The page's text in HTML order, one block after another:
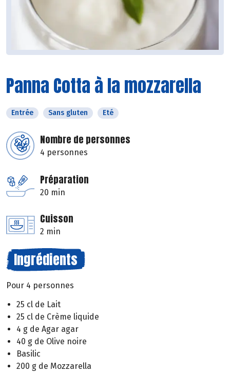
Panna Cotta à la mozzarella
Entrée Sans gluten Eté
Nombre de personnes
4 personnes
Préparation
20 min
Cuisson
2 min
Ingrédients
Pour 4 personnes
25 cl de Lait
25 cl de Crème liquide
4 g de Agar agar
40 g de Olive noire
Basilic
200 g de Mozzarella